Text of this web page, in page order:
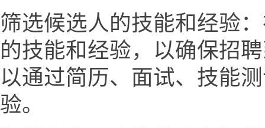
筛选候选人的技能和经验
的技能和经验，以确保招
以通过简历、面试、技能
验。